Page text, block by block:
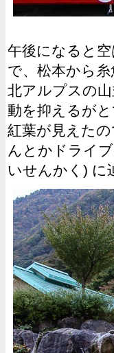
午後になると
で、松本から
北アルプスの
動を抑えるが
紅葉が見えた
んとかドライ
いせんかく) に